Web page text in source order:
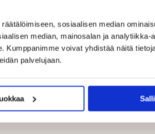
sosiaalisen median
median, mainosalan ja analytiikka-
voivat yhdistää näitä
palvelujaan.
aina tukea
Eniten ääniä sai
Perusteluissa
Sisko auttaa
kautta.